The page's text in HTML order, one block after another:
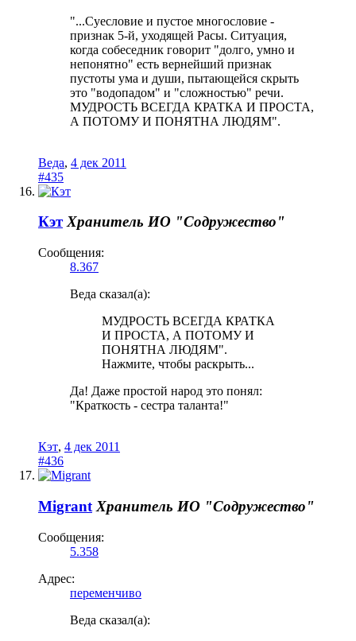
"...Суесловие и пустое многословие -
признак 5-й, уходящей Расы. Ситуация,
когда собеседник говорит "долго, умно и
непонятно" есть вернейший признак
пустоты ума и души, пытающейся скрыть
это "водопадом" и "сложностью" речи.
МУДРОСТЬ ВСЕГДА КРАТКА И ПРОСТА,
А ПОТОМУ И ПОНЯТНА ЛЮДЯМ".
Веда, 4 дек 2011
#435
Кэт Хранитель ИО "Содружество"
Сообщения:
8.367
Веда сказал(а):
МУДРОСТЬ ВСЕГДА КРАТКА
И ПРОСТА, А ПОТОМУ И
ПОНЯТНА ЛЮДЯМ".
Нажмите, чтобы раскрыть...
Да! Даже простой народ это понял:
"Краткость - сестра таланта!"
Кэт, 4 дек 2011
#436
Migrant Хранитель ИО "Содружество"
Сообщения:
5.358
Адрес:
переменчиво
Веда сказал(а):